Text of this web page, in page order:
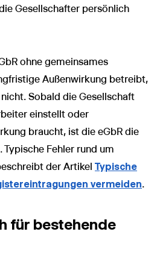
Gesellschafter persönlich
ohne gemeinsames
Außenwirkung betreibt,
Sobald die Gesellschaft
einstellt oder
braucht, ist die eGbR die
Fehler rund um
der Artikel Typische
vermeiden.
für bestehende